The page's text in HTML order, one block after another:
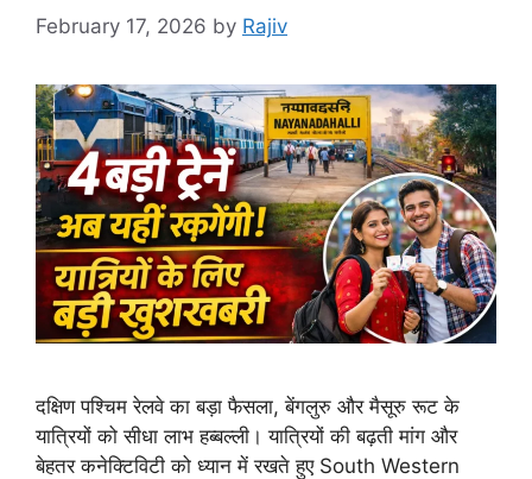
February 17, 2026 by Rajiv
दक्षिण पश्चिम रेलवे का बड़ा फैसला, बेंगलुरु और मैसूरु रूट के
यात्रियों को सीधा लाभ हब्बल्ली। यात्रियों की बढ़ती मांग और
बेहतर कनेक्टिविटी को ध्यान में रखते हुए South Western